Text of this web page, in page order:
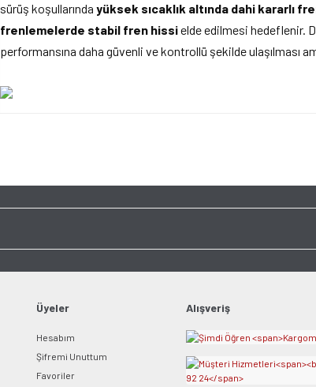
sürüş koşullarında yüksek sıcaklık altında dahi kararlı
frenlemelerde stabil fren hissielde edilmesi hedeflenir.
performansına daha güvenli ve kontrollü şekilde ulaşılması
Üyeler
Hesabım
Şifremi Unuttum
Favoriler
Alışveriş